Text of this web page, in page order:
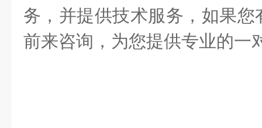
务，并提供技术服务，如果
前来咨询，为您提供专业的一